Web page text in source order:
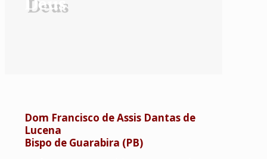
Dom Francisco de Assis Dantas de
Lucena
Bispo de Guarabira (PB)